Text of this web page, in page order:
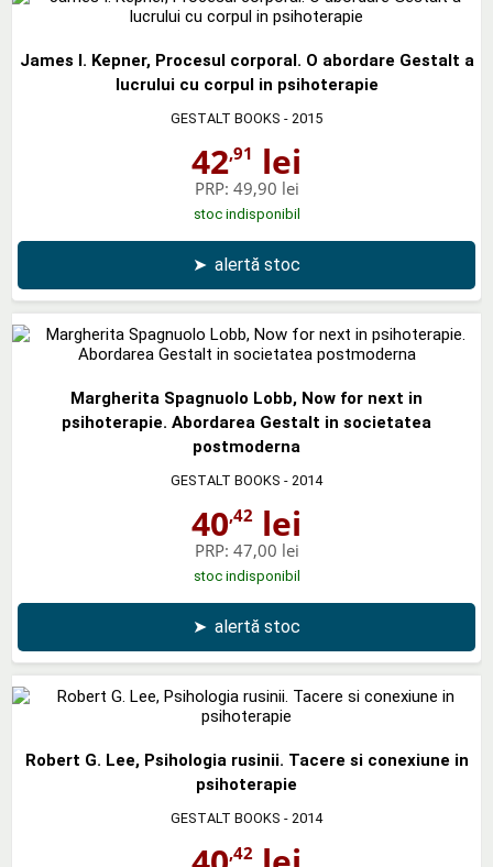
James I. Kepner, Procesul corporal. O abordare Gestalt a
lucrului cu corpul in psihoterapie
GESTALT BOOKS - 2015
42,91 lei
PRP: 49,90 lei
stoc indisponibil
➤ alertă stoc
Margherita Spagnuolo Lobb, Now for next in
psihoterapie. Abordarea Gestalt in societatea
postmoderna
GESTALT BOOKS - 2014
40,42 lei
PRP: 47,00 lei
stoc indisponibil
➤ alertă stoc
Robert G. Lee, Psihologia rusinii. Tacere si conexiune in
psihoterapie
GESTALT BOOKS - 2014
,42